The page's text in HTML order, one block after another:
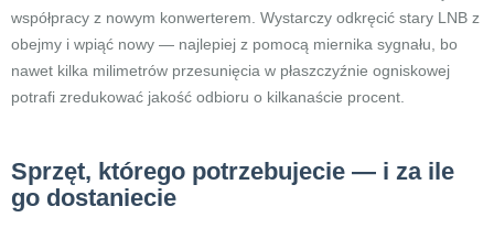
współpracy z nowym konwerterem. Wystarczy odkręcić stary LNB z
obejmy i wpiąć nowy — najlepiej z pomocą miernika sygnału, bo
nawet kilka milimetrów przesunięcia w płaszczyźnie ogniskowej
potrafi zredukować jakość odbioru o kilkanaście procent.
Sprzęt, którego potrzebujecie — i za ile
go dostaniecie